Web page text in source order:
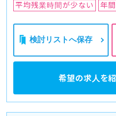
平均残業時間が少ない
年
検討リストへ保存
希望の求人を